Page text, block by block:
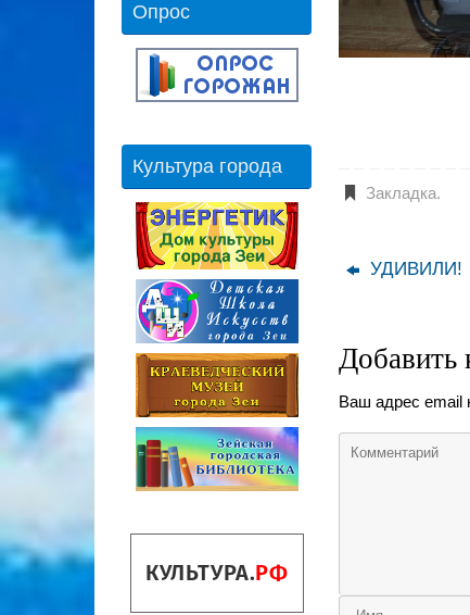
Закладка.
УДИВИЛИ!
Добавить
Ваш адрес email
Опрос
Культура города